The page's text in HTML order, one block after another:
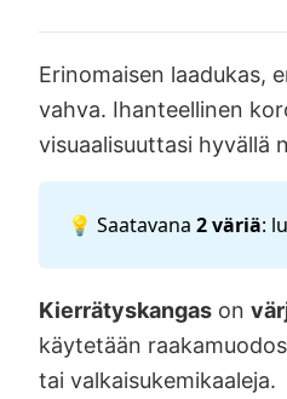
Erinomaisen laadukas,
vahva. Ihanteellinen
visuaalisuuttasi hyvällä
💡 Saatavana 2 väriä:
Kierrätyskangas on
käytetään
tai valkaisukemikaaleja.